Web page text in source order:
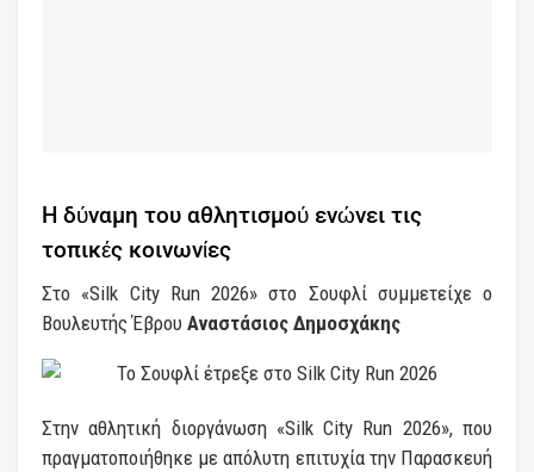
Η δύναμη του αθλητισμού ενώνει τις
τοπικές κοινωνίες
Στο «Silk City Run 2026» στο Σουφλί συμμετείχε ο
Βουλευτής Έβρου Αναστάσιος Δημοσχάκης
Στην αθλητική διοργάνωση «Silk City Run 2026», που
πραγματοποιήθηκε με απόλυτη επιτυχία την Παρασκευή